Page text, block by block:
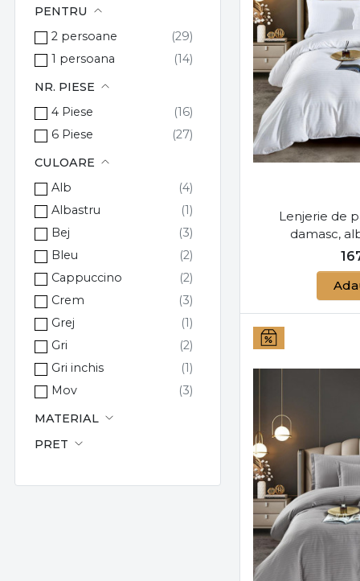
PENTRU
2 persoane
1 persoana
NR. PIESE
4 Piese
6 Piese
CULOARE
Alb
Albastru
Bej
Bleu
Cappuccino
Crem
Grej
Gri
Gri inchis
Mov
Negru
MATERIAL
PRET
Lenjerie de
damasc,